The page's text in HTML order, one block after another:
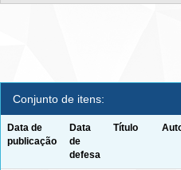
Conjunto de itens:
Data de
publicação
Data
de
defesa
Título